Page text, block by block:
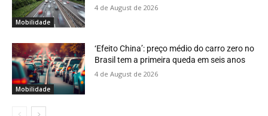
Mobilidade
4 de August de 2026
Mobilidade
‘Efeito China’: preço médio do carro zero no
Brasil tem a primeira queda em seis anos
4 de August de 2026